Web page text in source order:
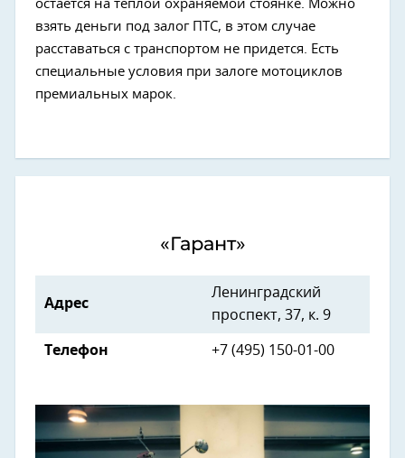
остается на теплой охраняемой стоянке. Можно
взять деньги под залог ПТС, в этом случае
расставаться с транспортом не придется. Есть
специальные условия при залоге мотоциклов
премиальных марок.
«Гарант»
Адрес
Ленинградский
проспект, 37, к. 9
Телефон +7 (495) 150-01-00